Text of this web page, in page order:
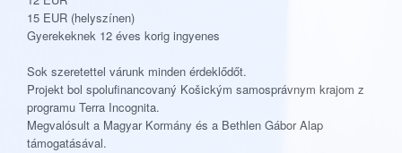
15 EUR (helyszínen)
Gyerekeknek 12 éves korig ingyenes
Sok szeretettel várunk minden érdeklődőt.
Projekt bol spolufinancovaný Košickým samosprávnym krajom z
programu Terra Incognita.
Megvalósult a Magyar Kormány és a Bethlen Gábor Alap
támogatásával.